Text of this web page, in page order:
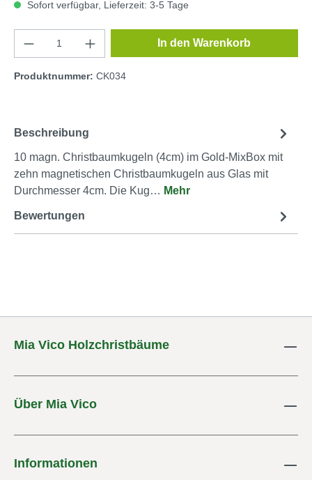
Sofort verfügbar, Lieferzeit: 3-5 Tage
Produkt Anzahl: Gib den gewünschten
In den Warenkorb
Produktnummer: CK034
Beschreibung
10 magn. Christbaumkugeln (4cm) im Gold-MixBox mit
zehn magnetischen Christbaumkugeln aus Glas mit
Durchmesser 4cm. Die Kug… Mehr
Bewertungen
Mia Vico Holzchristbäume
Über Mia Vico
Informationen